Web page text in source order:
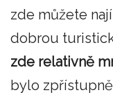
zde můžete
dobrou
zde relativně
bylo